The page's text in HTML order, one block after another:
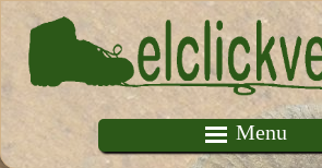
Pasar al contenido principal
Menu